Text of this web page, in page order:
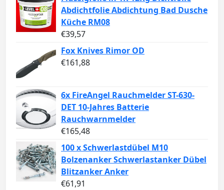
Abdichtfolie Abdichtung Bad Dusche
Küche RM08
€39,57
Fox Knives Rimor OD
€161,88
6x FireAngel Rauchmelder ST-630-
DET 10-Jahres Batterie
Rauchwarnmelder
€165,48
100 x Schwerlastdübel M10
Bolzenanker Schwerlastanker Dübel
Blitzanker Anker
€61,91